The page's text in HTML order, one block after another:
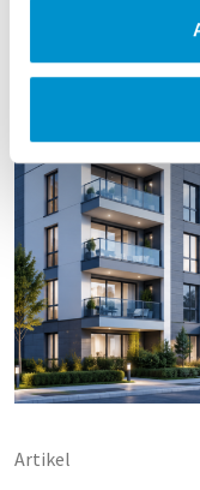
und
Artikel